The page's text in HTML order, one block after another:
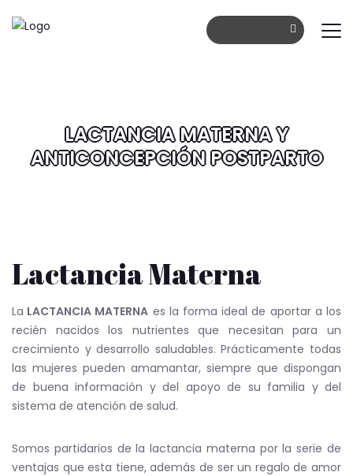
Horarios de atención: Lunes - Viernes: 9am a 1pm | 3pm a
INICIO NOSOTROS GINECOLOGÍA OBSTETRICIA
LACTANCIA MATERNA Y
ANTICONCEPCIÓN POSTPARTO
Lactancia Materna
La LACTANCIA MATERNA es la forma ideal de aportar a los
recién nacidos los nutrientes que necesitan para un
crecimiento y desarrollo saludables. Prácticamente todas
las mujeres pueden amamantar, siempre que dispongan
de buena información y del apoyo de su familia y del
sistema de atención de salud.
Somos partidarios de la lactancia materna por la serie de
ventajas que esta tiene, además de ser un regalo de amor